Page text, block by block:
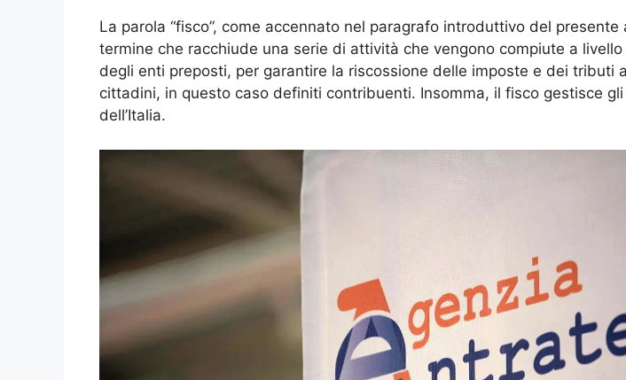
La parola “fisco”, come accennato nel paragrafo introduttivo del presente
termine che racchiude una serie di attività che vengono compiute a
degli enti preposti, per garantire la riscossione delle imposte e dei tributi
cittadini, in questo caso definiti contribuenti. Insomma, il fisco gestisce
dell’Italia.